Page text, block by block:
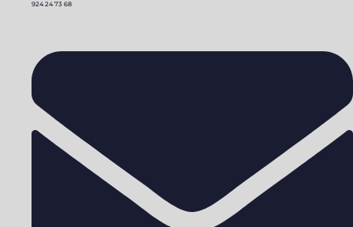
924 24 73 68